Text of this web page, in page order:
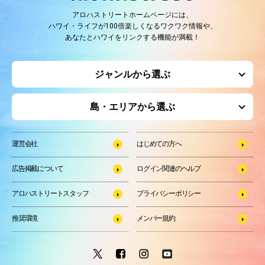
アロハストリートホームページには、
ハワイ・ライフが100倍楽しくなるワクワク情報や、
あなたとハワイをリンクする機能が満載！
ジャンルから選ぶ
島・エリアから選ぶ
運営会社 はじめての方へ
広告掲載について ログイン関連のヘルプ
アロハストリートスタッフ プライバシーポリシー
推奨環境 メンバー規約